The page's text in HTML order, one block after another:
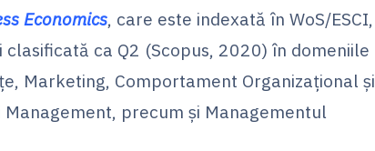
Economics, care este indexată în WoS/ESCI,
ca Q2 (Scopus, 2020) în domeniile
Marketing, Comportament Organizațional și
precum și Managementul